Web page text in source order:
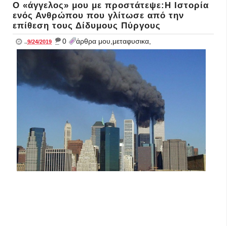
Ο «άγγελος» μου με προστάτεψε:Η Ιστορία
ενός Ανθρώπου που γλίτωσε από την
επίθεση τους Δίδυμους Πύργους
..9/24/2019 _ 0 άρθρα μου,μεταφυσικα,